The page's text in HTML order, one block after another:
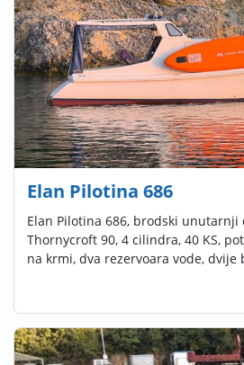
Elan Pilotina 686
Elan Pilotina 686, brodski unutarnji
Thornycroft 90, 4 cilindra, 40 KS,
na krmi, dva rezervoara vode, dvije